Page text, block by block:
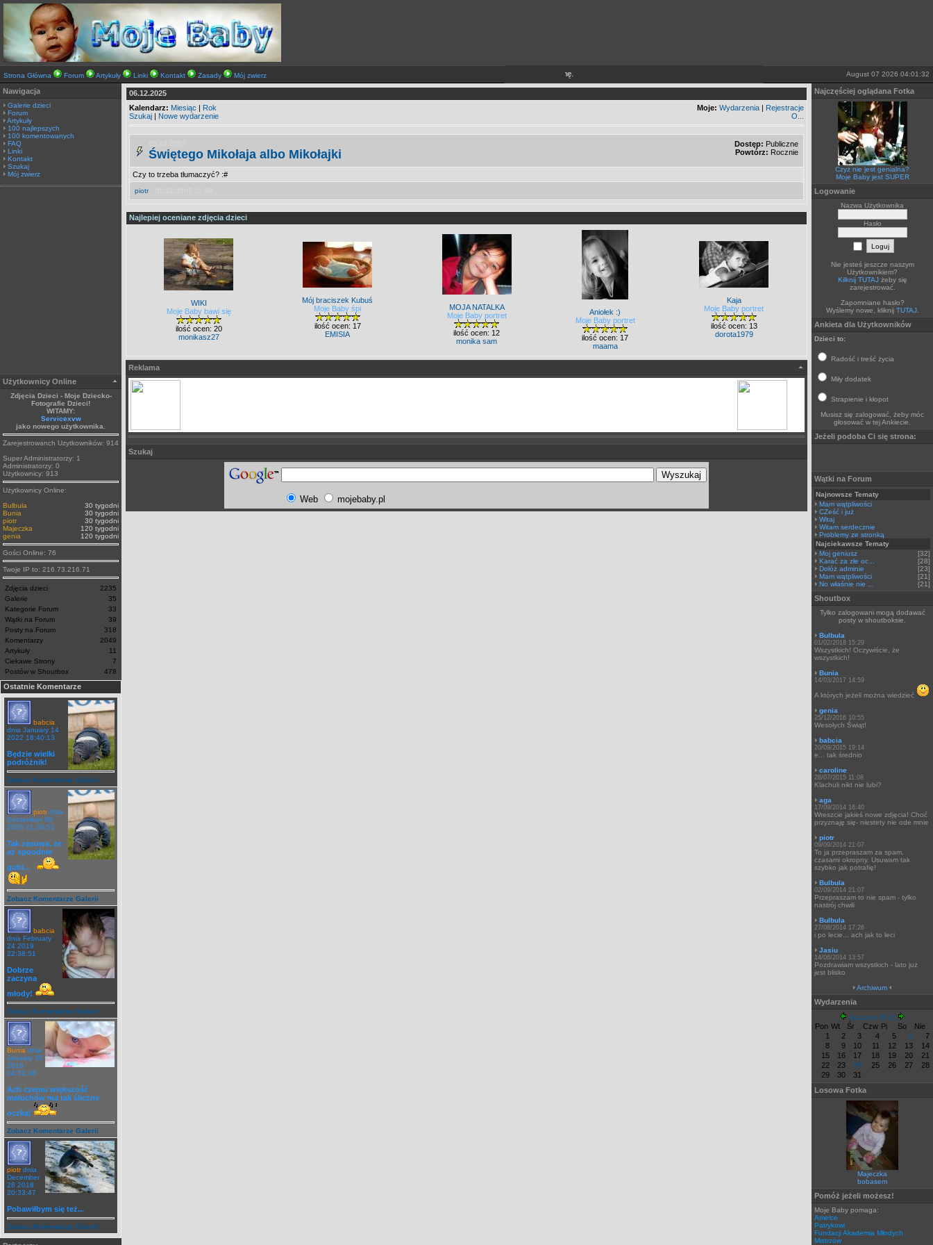
Strona Główna Forum Artykuły Linki Kontakt Zasady Mój zwierz
Stosujemy pliki cookies Jeżeli sobie tego nie życzysz wyłącz je lub opuść stronę. August 07 2026 04:01:32
Nawigacja
Galerie dzieci
Forum
Artykuły
100 najlepszych
100 komentowanych
FAQ
Linki
Kontakt
Szukaj
Mój zwierz
Użytkownicy Online
Zdjęcia Dzieci - Moje Dziecko-
Fotografie Dzieci!
WITAMY:
Servicexvw
jako nowego użytkownika.
Zarejestrowanch Uzytkowników: 914
Super Administratorzy: 1
Administratorzy: 0
Użytkownicy: 913
Użytkownicy Online:
Bulbula
30 tygodni
Bunia
30 tygodni
piotr
30 tygodni
Majeczka
120 tygodni
genia
120 tygodni
Gości Online: 76
Twoje IP to: 216.73.216.71
Zdjęcia dzieci
2235
Galerie
35
Kategorie Forum
33
Wątki na Forum
39
Posty na Forum
318
Komentarzy
2049
Artykuły
11
Ciekawe Strony
7
Postów w Shoutbox
478
Ostatnie Komentarze
babcia
dnia January 14
2022 18:40:13
Będzie wielki
podróżnik!
Zobacz Komentarze Galerii
piotr dnia
September 09
2020 21:36:51
Tak zasuwa, że
aż spoodnie
gubi...
Zobacz Komentarze Galerii
babcia
dnia February
24 2019
22:38:51
Dobrze
zaczyna
młody!
Zobacz Komentarze Galerii
Bunia dnia
January 30
2019
14:51:30
Ach czemu większość
maluchów ma tak śliczne
oczka!
Zobacz Komentarze Galerii
piotr dnia
December
28 2018
20:33:47
Pobawiłbym się też...
Zobacz Komentarze Galerii
06.12.2025
Kalendarz: Miesiąc | Rok
Szukaj | Nowe wydarzenie
Moje: Wydarzenia | Rejestracje
O...
Świętego Mikołaja albo Mikołajki
Dostęp: Publiczne
Powtórz: Rocznie
Czy to trzeba tłumaczyć? :#
piotr- 01/12/2007 22:09
Najlepiej oceniane zdjęcia dzieci
WIKI
Moje Baby bawi się
ilość ocen: 20
monikasz27
Mój braciszek Kubuś
Moje Baby śpi
ilość ocen: 17
EMISIA
MOJA NATALKA
Moje Baby portret
ilość ocen: 12
monika sam
Aniołek :)
Moje Baby portret
ilość ocen: 17
maama
Kaja
Moje Baby portret
ilość ocen: 13
dorota1979
Reklama
Szukaj
Web mojebaby.pl
Najczęściej oglądana Fotka
Czyż nie jest genialna?
Moje Baby jest SUPER
Logowanie
Nazwa Użytkownika
Hasło
Nie jesteś jeszcze naszym
Użytkownikiem?
Kilknij TUTAJżeby się
zarejestrować.
Zapomniane hasło?
Wyślemy nowe, kliknij TUTAJ.
Ankieta dla Użytkowników
Dzieci to:
Radość i treść życia
Miły dodatek
Strapienie i kłopot
Musisz się zalogować, żeby móc
głosować w tej Ankiecie.
Jeżeli podoba Ci się strona:
Wątki na Forum
Najnowsze Tematy
Mam wątpliwości
CZeść i już
Witaj
Witam serdecznie
Problemy ze stronką
Najciekawsze Tematy
Moj geniusz
[32]
Karać za złe oc...
[28]
Dołóż adminie
[23]
Mam wątpliwości
[21]
No właśnie nie ...
[21]
Shoutbox
Tylko zalogowani mogą dodawać
posty w shoutboksie.
Bulbula
01/02/2018 15:29
Wszystkich! Oczywiście, że
wszystkich!
Bunia
14/03/2017 14:59
A których jeżeli można wiedzieć
genia
25/12/2016 10:55
Wesołych Świąt!
babcia
20/09/2015 19:14
e... tak średnio
caroline
28/07/2015 11:08
Klachuli nikt nie lubi?
aga
17/09/2014 16:40
Wreszcie jakieś nowe zdjęcia! Choć
przyznaję się- niestety nie ode mnie
piotr
09/09/2014 21:07
To ja przepraszam za spam,
czasami okropny. Usuwam tak
szybko jak potrafię!
Bulbula
02/09/2014 21:07
Przepraszam to nie spam - tylko
nastrój chwili
Bulbula
27/08/2014 17:26
i po lecie... ach jak to leci
Jasiu
14/06/2014 13:57
Pozdrawiam wszystkich - lato już
jest blisko
Archiwum
Wydarzenia
Grudzień 2025
Pon Wt Śr Czw Pi So
Nie
1
2 3 4 5 6
7
8
9 10 11 12 13
14
15
16 17 18 19 20
21
22
23 24 25 26 27
28
29
30
31
Losowa Fotka
Majeczka
bobasem
Pomóż jeżeli możesz!
Moje Baby pomaga:
Amelce
Patrykowi
Fundacji Akademia Młodych
Mistrzów